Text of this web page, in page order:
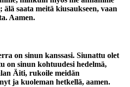
älä saata meitä kiusaukseen, vaan
Aamen.
on sinun kanssasi. Siunattu olet
on sinun kohtuudesi hedelmä,
Äiti, rukoile meidän
ja kuoleman hetkellä, aamen.